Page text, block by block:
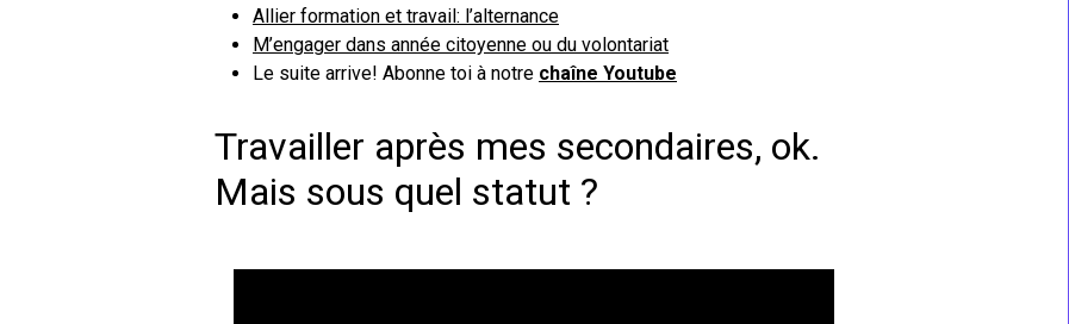
Allier formation et travail: l’alternance
M’engager dans année citoyenne ou du volontariat
Le suite arrive! Abonne toi à notre chaîne Youtube
Travailler après mes secondaires, ok.
Mais sous quel statut ?